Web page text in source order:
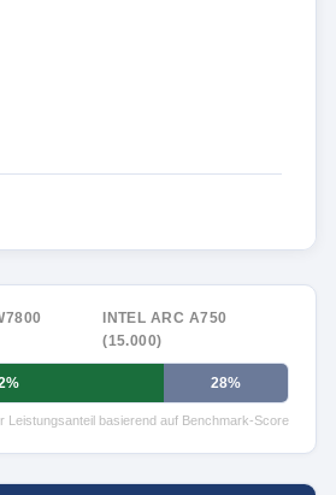
INTEL ARC A750
(15.000)
28%
Leistungsanteil basierend auf Benchmark-Score